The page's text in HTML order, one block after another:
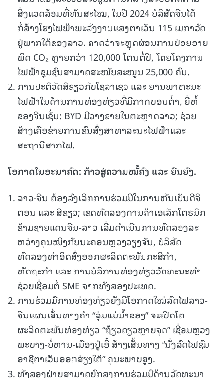
ສິ່ງແວດລ້ອມທີ່ທັນສະໄໝ, ໃນປີ 2024 ບໍລິສັດຈີນໄດ້
ກໍ່ສ້າງໂຮງໄຟຟ້າພະລັງງານແສງຕາເວັນ 115 ເມກາວັດ
ຢູ່ພາກໃຕ້ຂອງລາວ. ຄາດວ່າຈະຫຼຸດຜ່ອນການປ່ອຍອາຍ
ພິດ CO₂ ຫຼາຍກວ່າ 120,000 ໂຕນຕໍ່ປີ, ໂດຍໂຄງການ
ໄຟຟ້າຊຸມຊົນສາມາດສະໜັບສະໜູນ 25,000 ຄົນ.
ການປະຕິວັດສີຂຽວກັບໂຊລາເຊວ ແລະ ຍານພາຫະນະ
ໄຟຟ້າໃນດ້ານການທ່ອງທ່ຽວທີ່ມີກາກບອນຕ່ໍາ, ຍີ່ຫໍ້
ຂອງຈີນເຊັ່ນ: BYD ມີວາງຂາຍໃນຕະຫຼາດລາວ; ຊ່ວຍ
ສ້າງເຄືອຂ່າຍການຂົນສົ່ງສາທາລະນະໄຟຟ້າແລະ
ສະຖານີສາກໄຟ.
ໂອກາດໃນອະນາຄົດ: ກ້າວສູ່ຄວາມໝັ້ຄົງ ແລະ ຍືນຍົງ.
ລາວ-ຈີນ ຕ້ອງລົງເລິກການຮ່ວມມືໃນການຫັນເປັນດີຈີ
ຕອນ ແລະ ສີຂຽວ; ເຂດທົດລອງການຄ້າເອເລັກໂຕຣນິກ
ຂ້າມຊາຍແດນຈີນ-ລາວ ເລີ່ມດຳເນີນການທົດລອງລະ
ຫວ່າງຄຸນໝິງກັບນະຄອນຫຼວງວຽງຈັນ, ບໍລິສັດ
ທົດລອງທຳອິດສົ່ງອອກຜະລິດຕະພັນກະສິກຳ,
ຫັດຖະກຳ ແລະ ການບໍລິການທ່ອງທ່ຽວວັດທະນະທຳ
ຊ່ວຍເຊື່ອມຕໍ່ SME ຈາກທັງສອງປະເທດ.
ການຮ່ວມມືການທ່ອງທ່ຽວຍັງມີໂອກາດໃໝ່ລົດໄຟລາວ-
ຈີນແຜນເສັ້ນທາງຄຳ “ລຸ່ມແມ່ນ້ຳຂອງ” ຈະເປີດໂຕ
ຜະລິດຕະພັນທ່ອງທ່ຽວ “ຖ້ຽວດຽວຫຼາຍຈຸດ” ເຊື່ອມຫຼວງ
ພະບາງ-ບໍ່ຫານ-ເມືອງປູ໋ເອີ໋ ສ້າງເສັ້ນທາງ “ນັ່ງລົດໄຟຊົມ
ອາຊີຕາເວັນອອກສ່ຽງໃຕ້” ຄຸນະພາບສູງ.
ທັງສອງຝ່າຍສາມາດຍົກສູງການຮ່ວມມືດ້ານວັດທະນາ